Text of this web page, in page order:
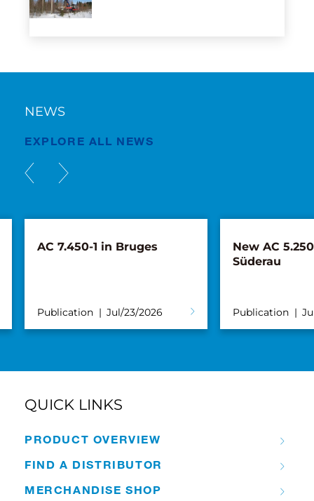
NEWS
EXPLORE ALL NEWS
New AC 5.250L-2 for
Publication Jul/02/2026
Tadano,
Distribution
Publication
QUICK LINKS
PRODUCT OVERVIEW
FIND A DISTRIBUTOR
MERCHANDISE SHOP